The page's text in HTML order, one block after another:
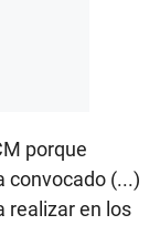
porque
convocado (...)
realizar en los